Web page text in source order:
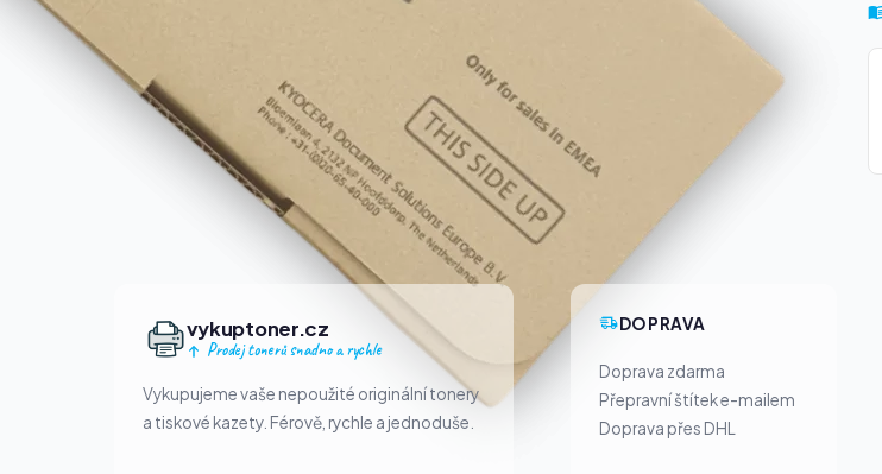
vykuptoner.cz
Prodej tonerů snadno a rychle
Vykupujeme vaše nepoužité originální tonery
a tiskové kazety. Férově, rychle a jednoduše.
DOPRAVA
Doprava zdarma
Přepravní štítek e-mailem
Doprava přes DHL